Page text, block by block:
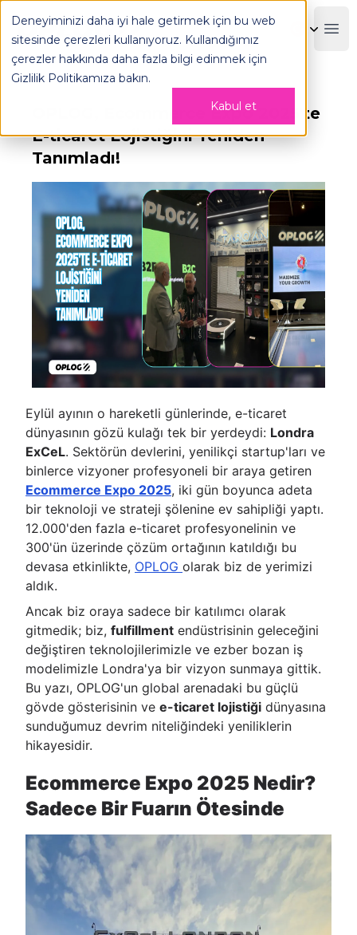
Deneyiminizi daha iyi hale getirmek için bu web
sitesinde çerezleri kullanıyoruz. Kullandığımız
çerezler hakkında daha fazla bilgi edinmek için
Gizlilik Politikamıza bakın.
Kabul et
OPLOG
OPLOG, Ecommerce Expo 2025'te
E-ticaret Lojistiğini Yeniden
Tanımladı!
Eylül ayının o hareketli günlerinde, e-ticaret
dünyasının gözü kulağı tek bir yerdeydi: Londra
ExCeL. Sektörün devlerini, yenilikçi startup'ları ve
binlerce vizyoner profesyoneli bir araya getiren
Ecommerce Expo 2025, iki gün boyunca adeta
bir teknoloji ve strateji şölenine ev sahipliği yaptı.
12.000'den fazla e-ticaret profesyonelinin ve
300'ün üzerinde çözüm ortağının katıldığı bu
devasa etkinlikte, OPLOG olarak biz de yerimizi
aldık.
Ancak biz oraya sadece bir katılımcı olarak
gitmedik; biz, fulfillment endüstrisinin geleceğini
değiştiren teknolojilerimizle ve ezber bozan iş
modelimizle Londra'ya bir vizyon sunmaya gittik.
Bu yazı, OPLOG'un global arenadaki bu güçlü
gövde gösterisinin ve e-ticaret lojistiği dünyasına
sunduğumuz devrim niteliğindeki yeniliklerin
hikayesidir.
Ecommerce Expo 2025 Nedir?
Sadece Bir Fuarın Ötesinde